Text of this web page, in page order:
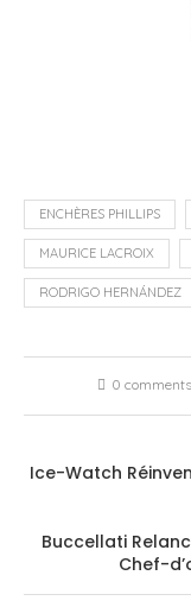
ENCHÈRES PHILLIPS
MAURICE LACROIX
RODRIGO HERNÁNDEZ
0 comments
Ice-Watch
Buccellati
Chef-